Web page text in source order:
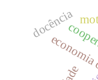
docência